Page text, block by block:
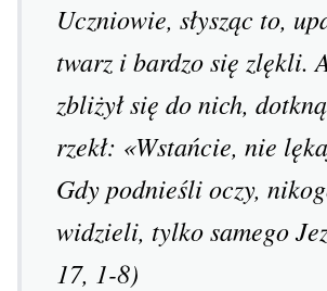
Uczniowie, słysząc to,
twarz i bardzo się zlękli.
zbliżył się do nich,
rzekł: «Wstańcie, nie
Gdy podnieśli oczy,
widzieli, tylko samego
17, 1-8)